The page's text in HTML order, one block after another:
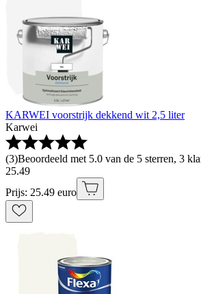
KARWEI voorstrijk dekkend wit 2,5 liter
Karwei
(3)Beoordeeld met 5.0 van de 5 sterren, 3
25.49
Prijs: 25.49 euro